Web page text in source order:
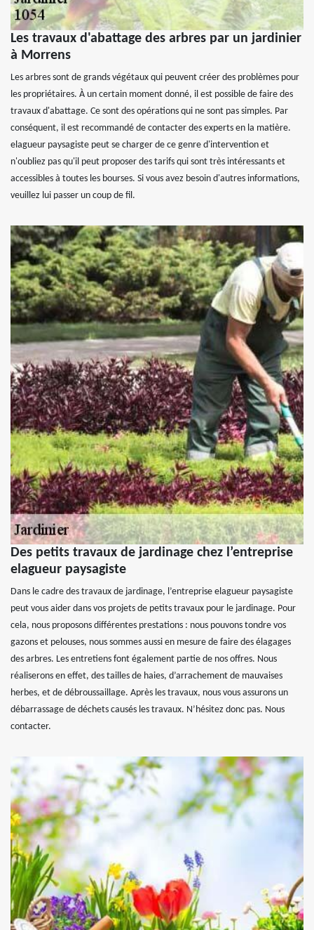
Les travaux d'abattage des arbres par un jardinier
à Morrens
Les arbres sont de grands végétaux qui peuvent créer des problèmes pour
les propriétaires. À un certain moment donné, il est possible de faire des
travaux d'abattage. Ce sont des opérations qui ne sont pas simples. Par
conséquent, il est recommandé de contacter des experts en la matière.
elagueur paysagiste peut se charger de ce genre d'intervention et
n'oubliez pas qu'il peut proposer des tarifs qui sont très intéressants et
accessibles à toutes les bourses. Si vous avez besoin d'autres informations,
veuillez lui passer un coup de fil.
Des petits travaux de jardinage chez l’entreprise
elagueur paysagiste
Dans le cadre des travaux de jardinage, l’entreprise elagueur paysagiste
peut vous aider dans vos projets de petits travaux pour le jardinage. Pour
cela, nous proposons différentes prestations : nous pouvons tondre vos
gazons et pelouses, nous sommes aussi en mesure de faire des élagages
des arbres. Les entretiens font également partie de nos offres. Nous
réaliserons en effet, des tailles de haies, d’arrachement de mauvaises
herbes, et de débroussaillage. Après les travaux, nous vous assurons un
débarrassage de déchets causés les travaux. N’hésitez donc pas. Nous
contacter.